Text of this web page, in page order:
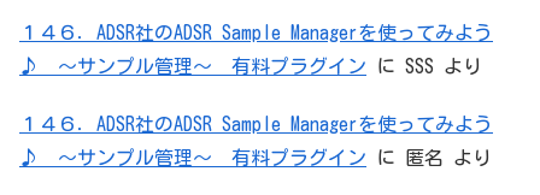
１４６．ADSR社のADSR Sample Managerを使ってみよう
♪ ～サンプル管理～ 有料プラグイン に SSS より
１４６．ADSR社のADSR Sample Managerを使ってみよう
♪ ～サンプル管理～ 有料プラグイン に 匿名 より